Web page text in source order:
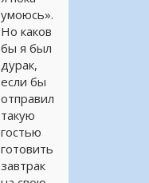
умоюсь».
Но каков
бы я был
дурак,
если бы
отправил
такую
гостью
готовить
завтрак